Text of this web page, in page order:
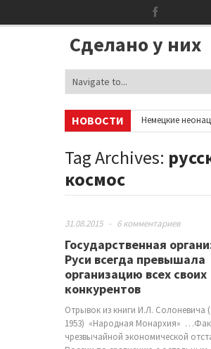
Сделано у них
НОВОСТИ
в соцсетях •
Немецкие
Сотни бездомных мигрантов
Tag Archives:
космос
31.08.2015 - 6 комментариев
Государственная
Руси всегда превышала
организацию всех своих
конкурентов
Отрывок из книги И.Л. Солоневича
1953) «Народная Монархия»
чрезвычайной экономической